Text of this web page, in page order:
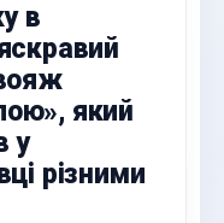
в
який
у
різними